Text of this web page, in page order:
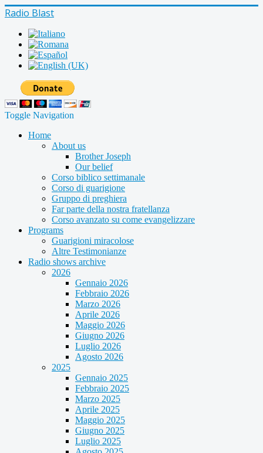
Radio Blast
Toggle Navigation
Home
About us
Brother Joseph
Our belief
Corso biblico settimanale
Corso di guarigione
Gruppo di preghiera
Far parte della nostra fratellanza
Corso avanzato su come evangelizzare
Programs
Guarigioni miracolose
Altre Testimonianze
Radio shows archive
2026
Gennaio 2026
Febbraio 2026
Marzo 2026
Aprile 2026
Maggio 2026
Giugno 2026
Luglio 2026
Agosto 2026
2025
Gennaio 2025
Febbraio 2025
Marzo 2025
Aprile 2025
Maggio 2025
Giugno 2025
Luglio 2025